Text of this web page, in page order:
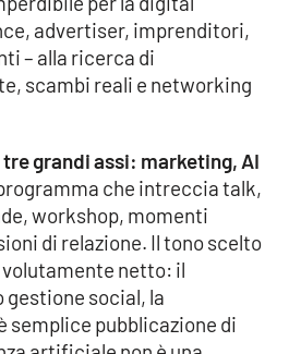
Grippo
advertiser, imprenditori,
– alla ricerca di
scambi reali e networking
grandi assi: marketing, AI
che intreccia talk,
workshop, momenti
di relazione. Il tono scelto
netto: il
gestione social, la
semplice pubblicazione di